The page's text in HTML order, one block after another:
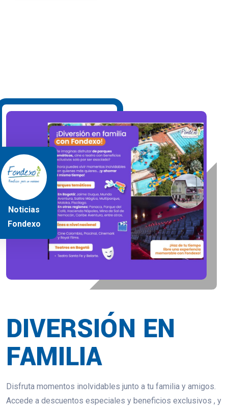
Noticias
Fondexo
DIVERSIÓN EN
FAMILIA
Disfruta momentos inolvidables junto a tu familia y amigos.
Accede a descuentos especiales y beneficios exclusivos , y